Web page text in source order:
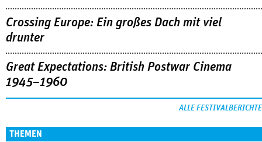
Crossing Europe: Ein großes Dach mit viel
drunter
Great Expectations: British Postwar Cinema
1945–1960
ALLE FESTIVALBERICHTE
THEMEN